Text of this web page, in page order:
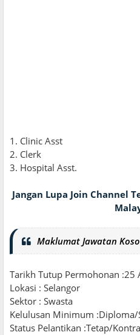
1. Clinic Asst
2. Clerk
3. Hospital Asst.
Jangan Lupa Join Channel
Maklumat Jawatan
Tarikh Tutup Permohonan :25
Lokasi : Selangor
Sektor : Swasta
Kelulusan Minimum :Diploma/
Status Pelantikan :Tetap/